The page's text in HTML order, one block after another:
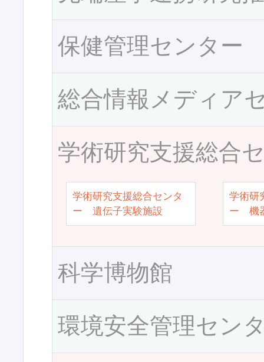
保健管理センター
総合情報メディア
学術研究支援総合
学術研究支援総合センタ
ー 遺伝子実験施設
学術研
ー 機
科学博物館
環境安全管理セン